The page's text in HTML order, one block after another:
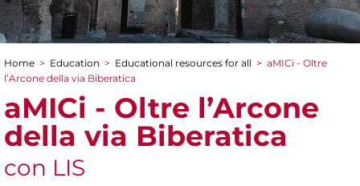
You are here
Home > Education > Educational resources for all > aMICi - Oltre
l’Arcone della via Biberatica
aMICi - Oltre l’Arcone
della via Biberatica
con LIS